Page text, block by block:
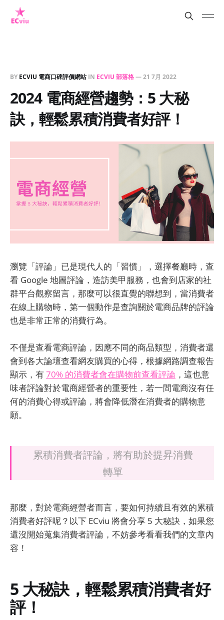
BY ECVIU 電商口碑評價網站IN ECVIU 部落格—21 7月 2022
2024 電商經營趨勢：5 大秘
訣，輕鬆累積消費者好評！
瀏覽「評論」已是現代人的「習慣」，選擇餐廳時，查
看 Google 地圖評論，造訪美甲服務，也會到店家的社
群平台觀察留言，那麼可以很直覺的聯想到，當消費者
在線上購物時，第一個動作是查詢關於電商品牌的評論
也是非常正常的消費行為。
不僅是查看電商評論，因應不同的商品類型，消費者還
會到各大論壇查看網友購買的心得，根據網路調查報告
顯示，有70% 的消費者會在購物前查看評論 ，這也意
味者評論對於電商經營者的重要性，若一間電商沒有任
何的消費心得或評論，將會降低潛在消費者的購物意
願。
累積消費者評論，將有助於提昇消費
轉單
那麼，對於電商經營者而言，要如何持續且有效的累積
消費者好評呢？以下 ECviu 將會分享 5 大秘訣，如果您
還沒開始蒐集消費者評論，不妨參考看看我們的文章內
容！
5 大秘訣，輕鬆累積消費者好
評！